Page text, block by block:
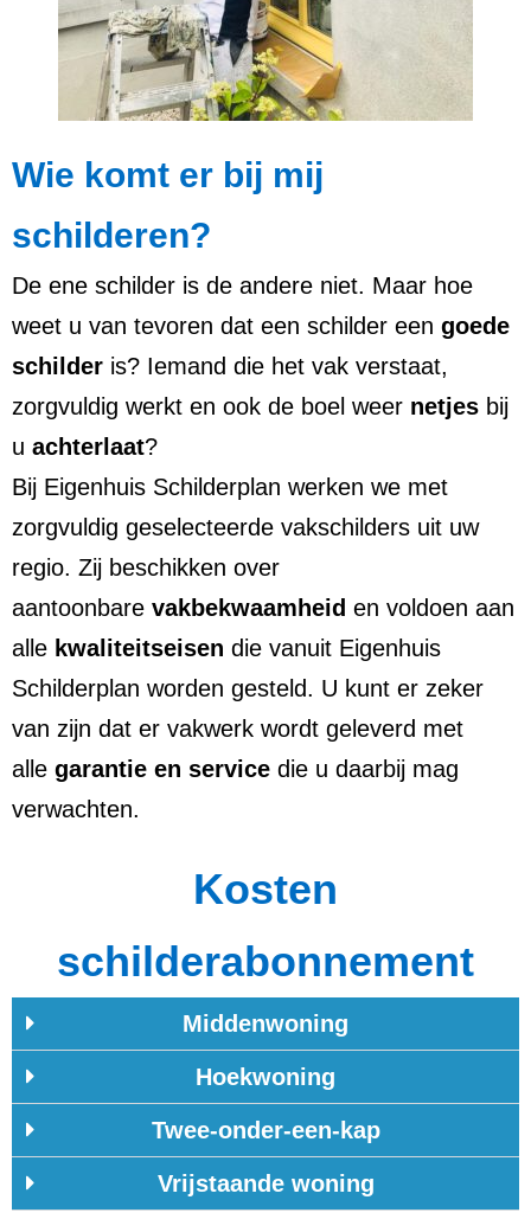
Wie komt er bij mij
schilderen?
De ene schilder is de andere niet. Maar hoe
weet u van tevoren dat een schilder een goede
schilder is? Iemand die het vak verstaat,
zorgvuldig werkt en ook de boel weer netjes bij
u achterlaat?
Bij Eigenhuis Schilderplan werken we met
zorgvuldig geselecteerde vakschilders uit uw
regio. Zij beschikken over
aantoonbare vakbekwaamheid en voldoen aan
alle kwaliteitseisen die vanuit Eigenhuis
Schilderplan worden gesteld. U kunt er zeker
van zijn dat er vakwerk wordt geleverd met
alle garantie en service die u daarbij mag
verwachten.
Kosten
schilderabonnement
Middenwoning
Hoekwoning
Twee-onder-een-kap
Vrijstaande woning